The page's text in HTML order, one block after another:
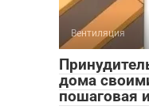
Вентиляция
дома
пошаговая